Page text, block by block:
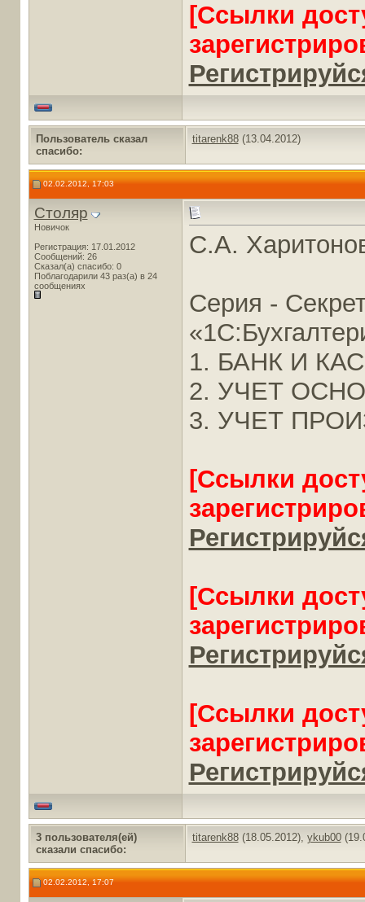
[Ссылки
Пользователь сказал
cпасибо:
titarenk88(13.04.2012)
02.02.2012, 17:03
Столяр
Новичок
Регистрация: 17.01.2012
Сообщений: 26
Сказал(а) спасибо: 0
Поблагодарили 43 раз(а) в 24
сообщениях
C.A.
Серия -
1. БАНК И
2. УЧЕТ
3. УЧЕТ
[Ссылки
[Ссылки
[Ссылки
3 пользователя(ей)
сказали cпасибо:
titarenk88(18.05.2012), ykub00
02.02.2012, 17:07